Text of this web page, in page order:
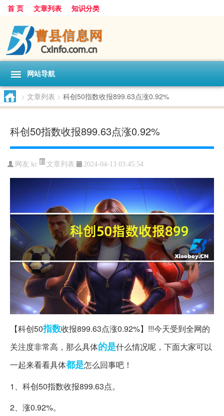
首 页 文章列表 知识分类
网站导航
> 文章列表 > 科创50指数收报899.63点涨0.92%
科创50指数收报899.63点涨0.92%
网友: kc 文章列表 2024-04-13 03:45:54
【科创50指数收报899.63点涨0.92%】!!!今天受到全网的
关注度非常高，那么具体的是什么情况呢，下面大家可以
一起来看看具体都是怎么回事吧！
1、科创50指数收报899.63点。
2、涨0.92%。